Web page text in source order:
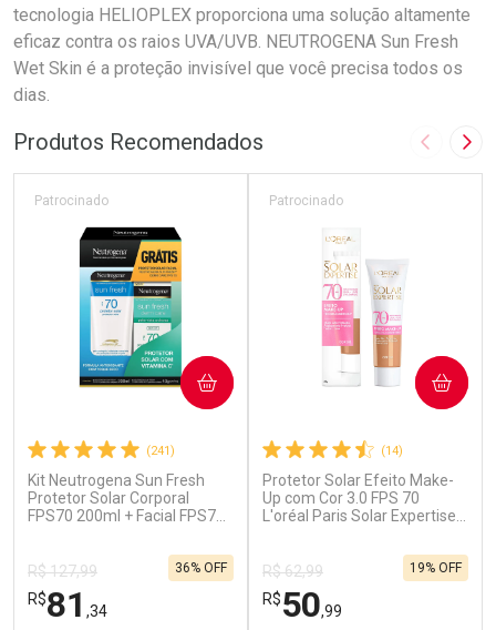
tecnologia HELIOPLEX proporciona uma solução altamente
eficaz contra os raios UVA/UVB. NEUTROGENA Sun Fresh
Wet Skin é a proteção invisível que você precisa todos os
dias.
Produtos Recomendados Imagem
(241)
Kit Neutrogena Sun Fresh
Protetor Solar Corporal
FPS70 200ml + Facial FPS70
Patrocinado
R$ 127,99
R$81 ,34
36% OFF
COMPRAR
(14)
Protetor Solar Efeito Make-
Up com Cor 3.0 FPS 70
L'oréal Paris Solar Expertise
Patrocinado
R$ 62,99
R$50,99
19% OFF
COMPRAR